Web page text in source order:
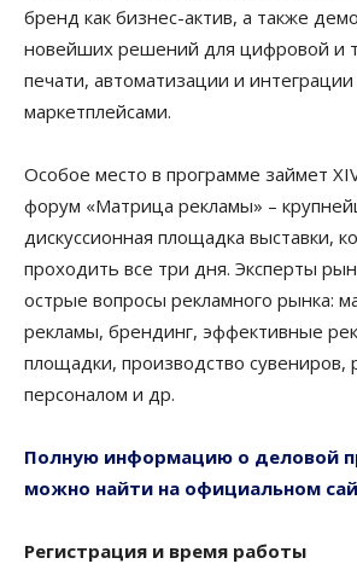
бренд как бизнес-актив, а также
новейших решений для цифровой и
печати, автоматизации и интеграции
маркетплейсами.
Особое место в программе займет
форум «Матрица рекламы» –
дискуссионная площадка выставки,
проходить все три дня. Эксперты
острые вопросы рекламного рынка:
рекламы, брендинг, эффективные
площадки, производство сувениров,
персоналом и др.
Полную информацию о деловой
можно найти на официальном
Регистрация и время работы